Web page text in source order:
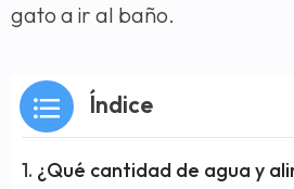
gato a ir al baño.
Índice
¿Qué cantidad de agua y